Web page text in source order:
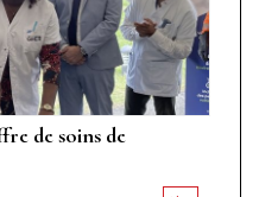
de soins de